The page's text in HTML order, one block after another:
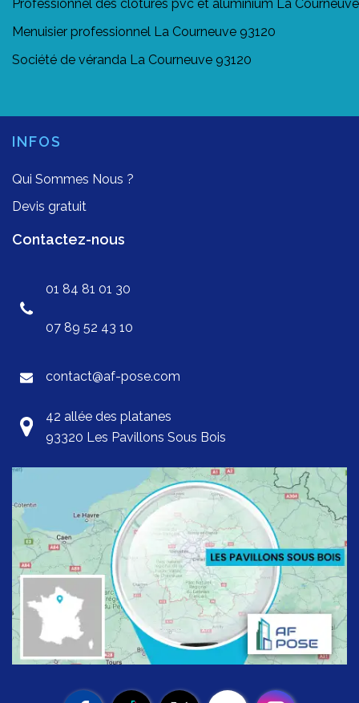
Professionnel des clôtures pvc et aluminium La
Menuisier professionnel La Courneuve 93120
Société de véranda La Courneuve 93120
INFOS
Qui Sommes Nous ?
Devis gratuit
Contactez-nous
01 84 81 01 30
07 89 52 43 10
contact@af-pose.com
42 allée des platanes
93320 Les Pavillons Sous Bois